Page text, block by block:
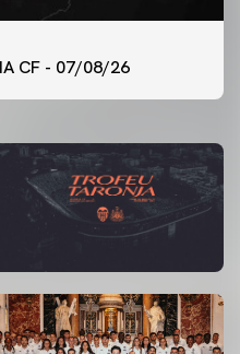
CF - 07/08/26
CF 7/8/2026